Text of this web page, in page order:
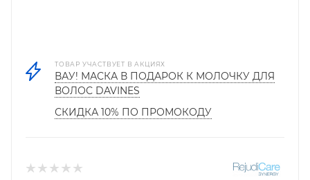
ТОВАР УЧАСТВУЕТ В АКЦИЯХ
ВАУ! МАСКА В ПОДАРОК К МОЛОЧКУ ДЛЯ
ВОЛОС DAVINES
СКИДКА 10% ПО ПРОМОКОДУ